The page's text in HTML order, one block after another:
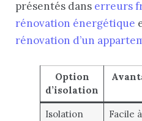
présentés dans erreurs
rénovation énergétique
rénovation d’un
Option
d’isolation
Isolation
Facile à